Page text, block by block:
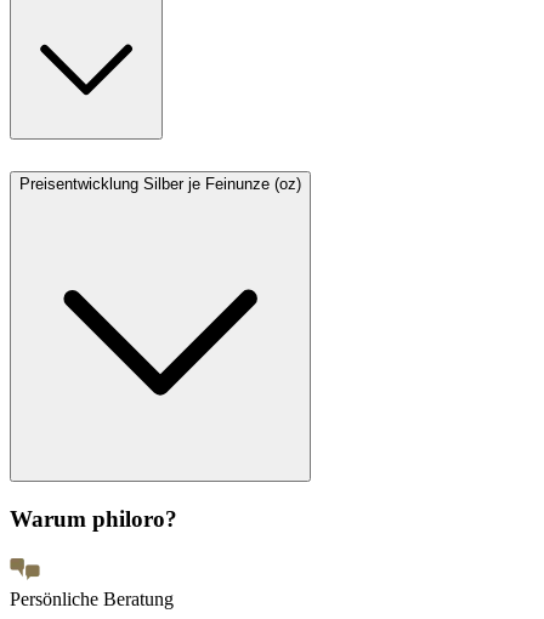
Preisentwicklung Silber je Feinunze (oz)
Warum philoro?
Persönliche Beratung